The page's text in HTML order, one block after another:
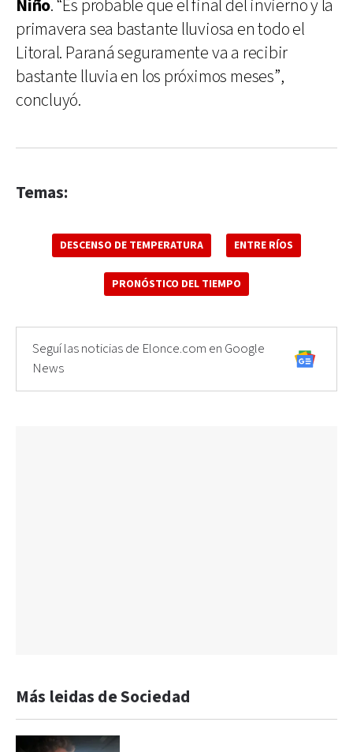
Niño. “Es probable que el final del invierno y la
primavera sea bastante lluviosa en todo el
Litoral. Paraná seguramente va a recibir
bastante lluvia en los próximos meses”,
concluyó.
Temas:
DESCENSO DE TEMPERATURA ENTRE RÍOS
PRONÓSTICO DEL TIEMPO
Seguí las noticias de Elonce.com en Google
News
Más leidas de Sociedad